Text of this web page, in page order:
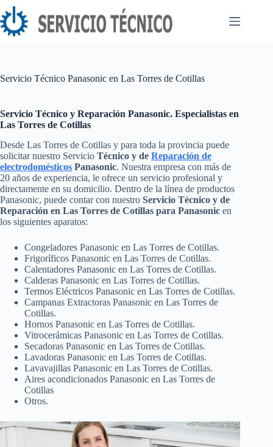
Saltar
al
contenido
Servicio Técnico Panasonic en Las Torres de Cotillas
Servicio Técnico y Reparación Panasonic. Especialistas en
Las Torres de Cotillas
Desde Las Torres de Cotillas y para toda la provincia puede
solicitar nuestro Servicio Técnico y de Reparación de
electrodomésticos Panasonic. Nuestra empresa con más de
20 años de experiencia, le ofrece un servicio profesional y
directamente en su domicilio. Dentro de la línea de productos
Panasonic, puede contar con nuestro Servicio Técnico y de
Reparación en Las Torres de Cotillas para Panasonic en
los siguientes aparatos:
Congeladores Panasonic en Las Torres de Cotillas.
Frigoríficos Panasonic en Las Torres de Cotillas.
Calentadores Panasonic en Las Torres de Cotillas.
Calderas Panasonic en Las Torres de Cotillas.
Termos Eléctricos Panasonic en Las Torres de Cotillas.
Campanas Extractoras Panasonic en Las Torres de
Cotillas.
Hornos Panasonic en Las Torres de Cotillas.
Vitrocerámicas Panasonic en Las Torres de Cotillas.
Secadoras Panasonic en Las Torres de Cotillas.
Lavadoras Panasonic en Las Torres de Cotillas.
Lavavajillas Panasonic en Las Torres de Cotillas.
Aires acondicionados Panasonic en Las Torres de
Cotillas
Otros.